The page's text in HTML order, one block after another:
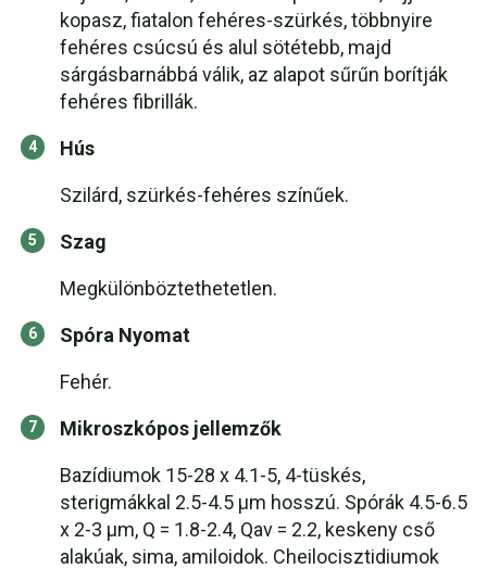
kopasz, fiatalon fehéres-szürkés, többnyire
fehéres csúcsú és alul sötétebb, majd
sárgásbarnábbá válik, az alapot sűrűn borítják
fehéres fibrillák.
Hús
Szilárd, szürkés-fehéres színűek.
Szag
Megkülönböztethetetlen.
Spóra Nyomat
Fehér.
Mikroszkópos jellemzők
Bazídiumok 15-28 x 4.1-5, 4-tüskés,
sterigmákkal 2.5-4.5 µm hosszú. Spórák 4.5-6.5
x 2-3 µm, Q = 1.8-2.4, Qav = 2.2, keskeny cső
alakúak, sima, amiloidok. Cheilocisztidiumok